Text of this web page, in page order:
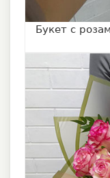
Букет с